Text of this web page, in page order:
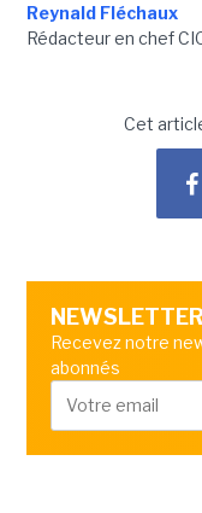
Reynald Fléchaux
Rédacteur en chef
Cet
NEWSLETTER
Recevez notre
abonnés